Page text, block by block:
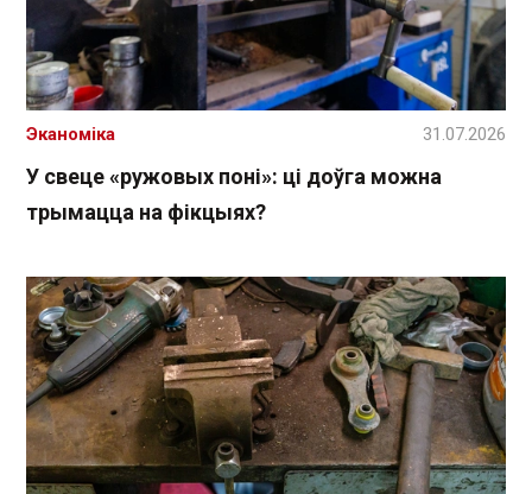
У свеце «ружовых поні»: ці доўга можна
трымацца на фікцыях?
Эканоміка 31.07.2026